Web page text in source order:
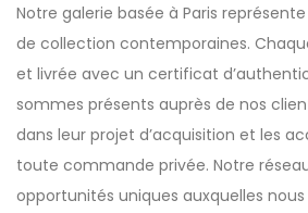
Notre galerie basée à Paris
de collection contemporaines.
et livrée avec un certificat
sommes présents auprès de nos
dans leur projet d’acquisition et les
toute commande privée. Notre
opportunités uniques auxquelles